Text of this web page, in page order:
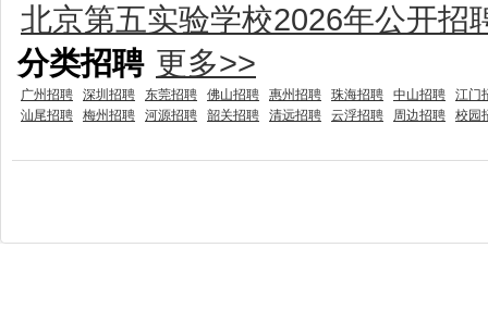
北京第五实验学校2026年公开招
分类招聘 更多>>
广州招聘 深圳招聘 东莞招聘 佛山招聘 惠州招聘 珠海招聘 中山招聘
江门
汕尾招聘
梅州招聘 河源招聘 韶关招聘 清远招聘 云浮招聘 周边招聘 校园